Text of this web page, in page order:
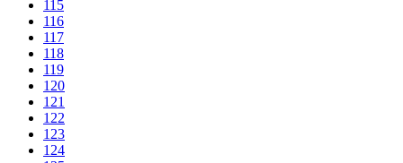
115
116
117
118
119
120
121
122
123
124